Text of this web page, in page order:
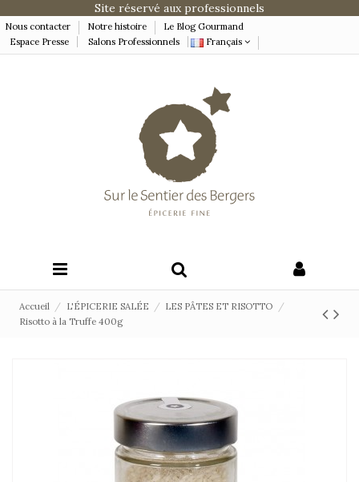
Site réservé aux professionnels
Nous contacter Notre histoire
Le Blog Gourmand
Espace Presse
Salons Professionnels Français
Accueil L'ÉPICERIE SALÉE
LES PÂTES ET RISOTTO
Risotto à la Truffe 400g